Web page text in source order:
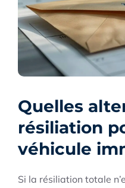
Quelles
résiliation
véhicule
Si la résiliation totale